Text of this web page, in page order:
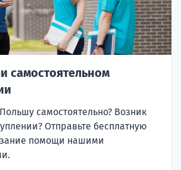
самостоятельном
самостоятельно? Возник
Отправьте бесплатную
помощи нашими